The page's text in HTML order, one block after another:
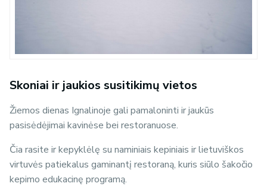
Skoniai ir jaukios susitikimų vietos
Žiemos dienas Ignalinoje gali pamaloninti ir jaukūs
pasisėdėjimai kavinėse bei restoranuose.
Čia rasite ir kepyklėlę su naminiais kepiniais ir lietuviškos
virtuvės patiekalus gaminantį restoraną, kuris siūlo šakočio
kepimo edukacinę programą.